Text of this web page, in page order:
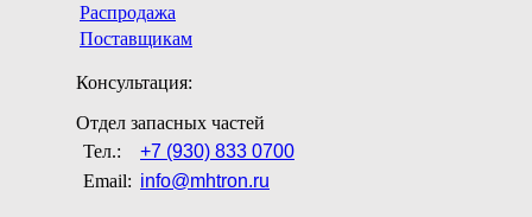
Распродажа
Поставщикам
Консультация:
Отдел запасных частей
Тел.:
+7 (930) 833 0700
Email: info@mhtron.ru